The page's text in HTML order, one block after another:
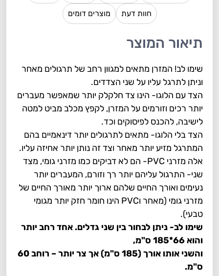
חוות דעת מוצרים דומים
תיאור המוצר
שימו לב! המזרן מתאים למגוון רחב של תרגולים מאחר
וניתן לתרגל עליו על שני הצדדים.
הצד עם הלוגו- הינו צד חלקלק יותר שמאפשר מעברים
יותר רכים וזורמים על המזרן, לקפץ מכלב מביט למטה
לישיבה, להכנס לפיסוקים וכד.
הצד בלי הלוגו- מתאים לתרגולים יותר דינאמיים בהם
המתרגל מזיע יותר מאחר וצד זה נותן יותר אחיזה עליו.
אלה מזרני PVC- הם לא דביקים כמו מזרני גומי, מצד
שני- התרגול עליהם יותר רך וזורם, המעברים יותר
נעימים ואורך החיים שלהם ארוך יותר מאורך החיים של
מזרני גומי (מאחר וPVC הינו חומר חזק יותר מגומי
טבעי).
שימו לב- ניתן לבחור בין שני גדלים. אחד רחב יותר
והוא 66*185 ס"מ,
והשני אותו אורך (185 ס"מ) אך צר יותר – רוחב 60
ס"מ.